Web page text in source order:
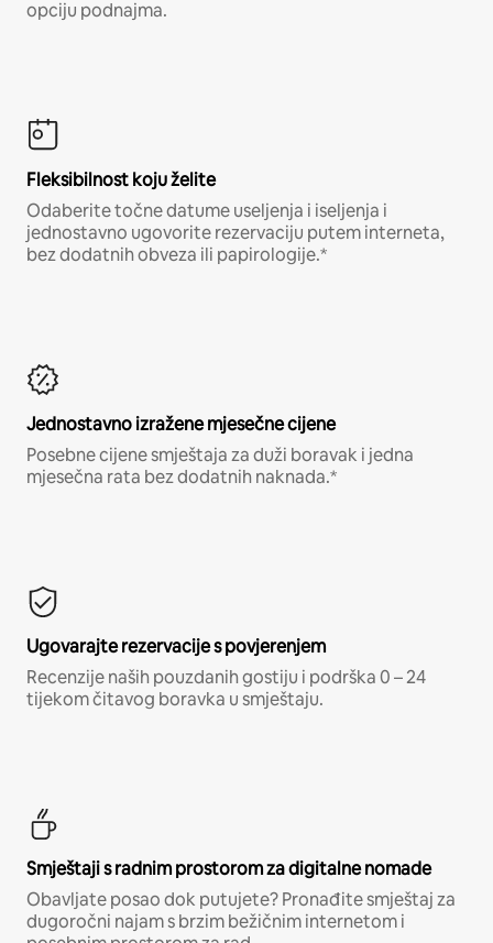
opciju podnajma.
Fleksibilnost koju želite
Odaberite točne datume useljenja i iseljenja i
jednostavno ugovorite rezervaciju putem interneta,
bez dodatnih obveza ili papirologije.*
Jednostavno izražene mjesečne cijene
Posebne cijene smještaja za duži boravak i jedna
mjesečna rata bez dodatnih naknada.*
Ugovarajte rezervacije s povjerenjem
Recenzije naših pouzdanih gostiju i podrška 0 – 24
tijekom čitavog boravka u smještaju.
Smještaji s radnim prostorom za digitalne nomade
Obavljate posao dok putujete? Pronađite smještaj za
dugoročni najam s brzim bežičnim internetom i